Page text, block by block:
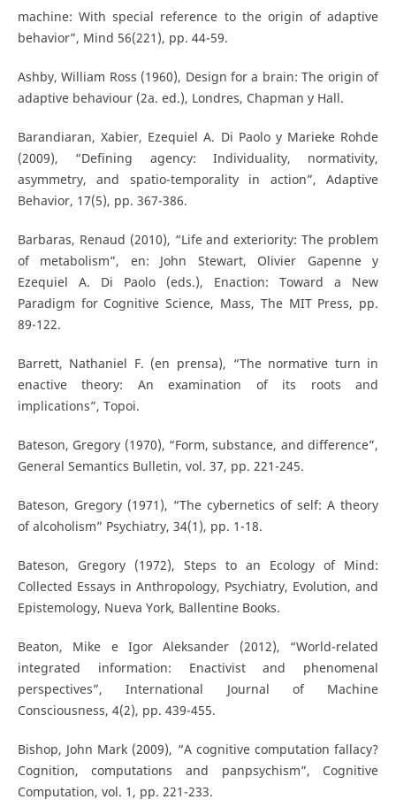
machine: With special reference to the origin of adaptive
behavior”, Mind 56(221), pp. 44-59.
Ashby, William Ross (1960), Design for a brain: The origin of
adaptive behaviour (2a. ed.), Londres, Chapman y Hall.
Barandiaran, Xabier, Ezequiel A. Di Paolo y Marieke Rohde
(2009), “Defining agency: Individuality, normativity,
asymmetry, and spatio-temporality in action”, Adaptive
Behavior, 17(5), pp. 367-386.
Barbaras, Renaud (2010), “Life and exteriority: The problem
of metabolism”, en: John Stewart, Olivier Gapenne y
Ezequiel A. Di Paolo (eds.), Enaction: Toward a New
Paradigm for Cognitive Science, Mass, The MIT Press, pp.
89-122.
Barrett, Nathaniel F. (en prensa), “The normative turn in
enactive theory: An examination of its roots and
implications”, Topoi.
Bateson, Gregory (1970), “Form, substance, and difference”,
General Semantics Bulletin, vol. 37, pp. 221-245.
Bateson, Gregory (1971), “The cybernetics of self: A theory
of alcoholism” Psychiatry, 34(1), pp. 1-18.
Bateson, Gregory (1972), Steps to an Ecology of Mind:
Collected Essays in Anthropology, Psychiatry, Evolution, and
Epistemology, Nueva York, Ballentine Books.
Beaton, Mike e Igor Aleksander (2012), “World-related
integrated information: Enactivist and phenomenal
perspectives”, International Journal of Machine
Consciousness, 4(2), pp. 439-455.
Bishop, John Mark (2009), “A cognitive computation fallacy?
Cognition, computations and panpsychism”, Cognitive
Computation, vol. 1, pp. 221-233.